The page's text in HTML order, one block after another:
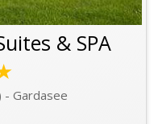
& SPA
- Gardasee